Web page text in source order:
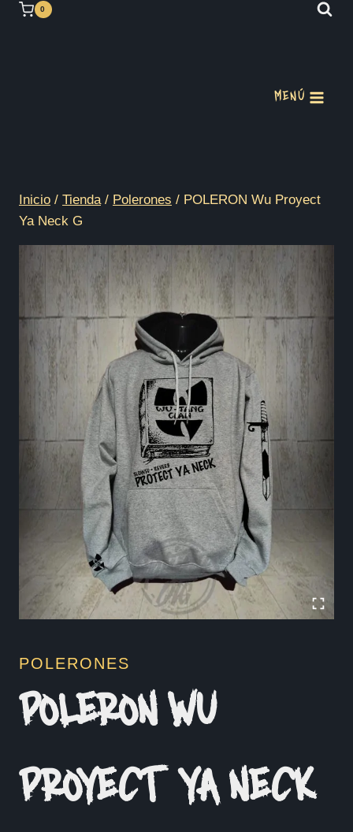
Saltar 0
MENÚ
Inicio / Tienda / Polerones / POLERON Wu Proyect
Ya Neck G
POLERONES
POLERON WU
PROYECT YA NECK